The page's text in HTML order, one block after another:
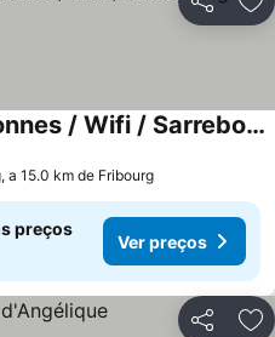
Partilhar
Appartement / 4 personnes / Wifi / Sarrebourg
a 15.0 km de Fribourg
preços
Ver preços
Partilhar